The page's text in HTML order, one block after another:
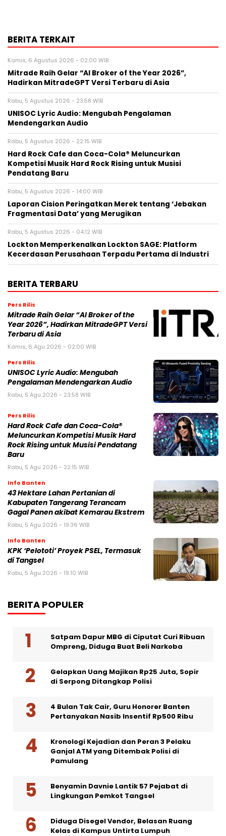
BERITA TERKAIT
Kamis, 6 Agustus 2026 - 02:00 WIB
Mitrade Raih Gelar “AI Broker of the Year 2026”,
Hadirkan MitradeGPT Versi Terbaru di Asia
Rabu, 5 Agustus 2026 - 23:58 WIB
UNISOC Lyric Audio: Mengubah Pengalaman
Mendengarkan Audio
Rabu, 5 Agustus 2026 - 22:15 WIB
Hard Rock Cafe dan Coca-Cola® Meluncurkan
Kompetisi Musik Hard Rock Rising untuk Musisi
Pendatang Baru
Rabu, 5 Agustus 2026 - 14:00 WIB
Laporan Cision Peringatkan Merek tentang ‘Jebakan
Fragmentasi Data’ yang Merugikan
Rabu, 5 Agustus 2026 - 04:12 WIB
Lockton Memperkenalkan Lockton SAGE: Platform
Kecerdasan Perusahaan Terpadu Pertama di Industri
BERITA TERBARU
Pers Rilis
Mitrade Raih Gelar “AI Broker of the
Year 2026”, Hadirkan MitradeGPT Versi
Terbaru di Asia
Kamis, 6 Agu 2026 - 02:00 WIB
Pers Rilis
UNISOC Lyric Audio: Mengubah
Pengalaman Mendengarkan Audio
Rabu, 5 Agu 2026 - 23:58 WIB
Pers Rilis
Hard Rock Cafe dan Coca-Cola®
Meluncurkan Kompetisi Musik Hard
Rock Rising untuk Musisi Pendatang
Baru
Rabu, 5 Agu 2026 - 22:15 WIB
Info Banten
43 Hektare Lahan Pertanian di
Kabupaten Tangerang Terancam
Gagal Panen akibat Kemarau Ekstrem
Rabu, 5 Agu 2026 - 19:36 WIB
Info Banten
KPK ‘Pelototi’ Proyek PSEL, Termasuk
di Tangsel
Rabu, 5 Agu 2026 - 19:10 WIB
BERITA POPULER
Satpam Dapur MBG di Ciputat Curi Ribuan
Ompreng, Diduga Buat Beli Narkoba
Gelapkan Uang Majikan Rp25 Juta, Sopir
di Serpong Ditangkap Polisi
4 Bulan Tak Cair, Guru Honorer Banten
Pertanyakan Nasib Insentif Rp500 Ribu
Kronologi Kejadian dan Peran 3 Pelaku
Ganjal ATM yang Ditembak Polisi di
Pamulang
Benyamin Davnie Lantik 57 Pejabat di
Lingkungan Pemkot Tangsel
Diduga Disegel Vendor, Belasan Ruang
Kelas di Kampus Untirta Lumpuh